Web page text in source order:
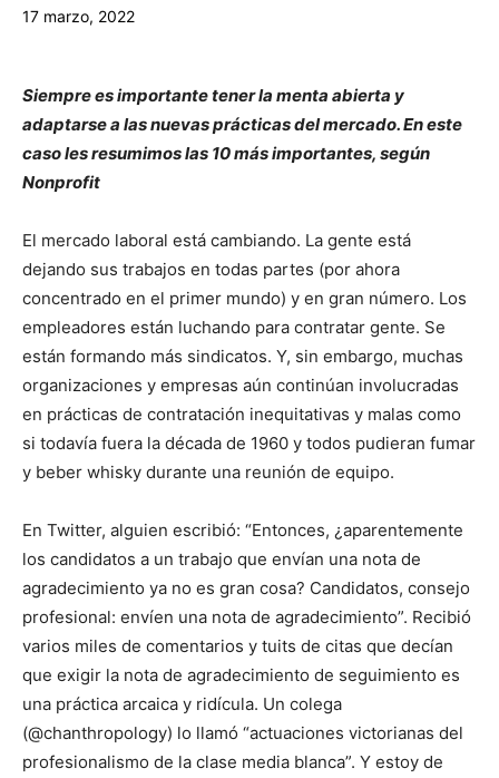
17 marzo, 2022
Siempre es importante tener la menta abierta y
adaptarse a las nuevas prácticas del mercado. En este
caso les resumimos las 10 más importantes, según
Nonprofit
El mercado laboral está cambiando. La gente está
dejando sus trabajos en todas partes (por ahora
concentrado en el primer mundo) y en gran número. Los
empleadores están luchando para contratar gente. Se
están formando más sindicatos. Y, sin embargo, muchas
organizaciones y empresas aún continúan involucradas
en prácticas de contratación inequitativas y malas como
si todavía fuera la década de 1960 y todos pudieran fumar
y beber whisky durante una reunión de equipo.
En Twitter, alguien escribió: “Entonces, ¿aparentemente
los candidatos a un trabajo que envían una nota de
agradecimiento ya no es gran cosa? Candidatos, consejo
profesional: envíen una nota de agradecimiento”. Recibió
varios miles de comentarios y tuits de citas que decían
que exigir la nota de agradecimiento de seguimiento es
una práctica arcaica y ridícula. Un colega
(@chanthropology) lo llamó “actuaciones victorianas del
profesionalismo de la clase media blanca”. Y estoy de